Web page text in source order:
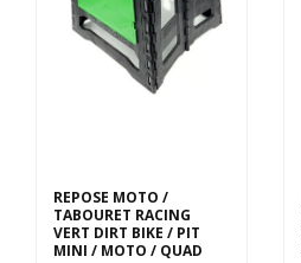
REPOSE MOTO /
TABOURET RACING
VERT DIRT BIKE / PIT
MINI / MOTO / QUAD